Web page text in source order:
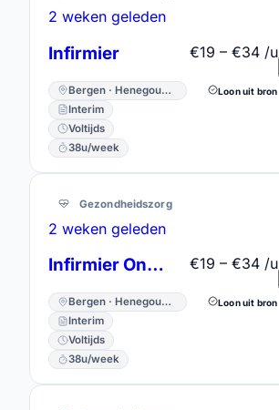
2 weken geleden
Infirmier
Bergen · Henegouwen
Interim
Voltijds
38u/week
€19 – €34 /u
Loon uit bron
Gezondheidszorg
2 weken geleden
Infirmier Oncologie
Bergen · Henegouwen
Interim
Voltijds
38u/week
€19 – €34 /u
Loon uit bron